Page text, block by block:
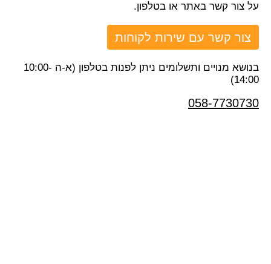
על צור קשר באתר או בטלפון.
צור קשר עם שירות לקוחות
בנושא מנויים ותשלומים ניתן לפנות בטלפון (א-ה 10:00-
14:00)
058-7730730